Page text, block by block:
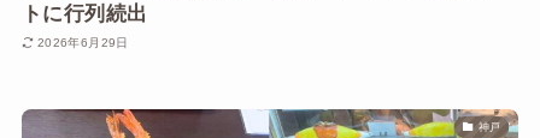
トに行列続出
2026年6月29日
神戸